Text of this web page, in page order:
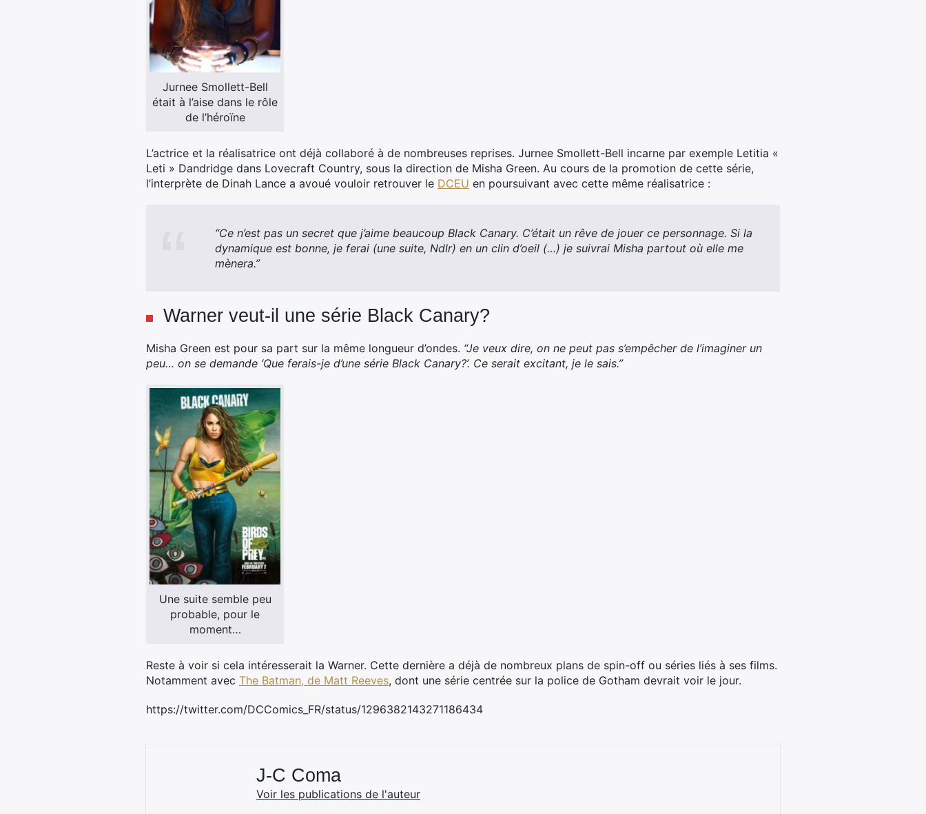
Jurnee Smollett-Bell
était à l’aise dans le rôle
de l’héroïne
L’actrice et la réalisatrice ont déjà collaboré à de nombreuses reprises. Jurnee Smollett-Bell incarne par exemple Letitia «
Leti » Dandridge dans Lovecraft Country, sous la direction de Misha Green. Au cours de la promotion de cette série,
l’interprète de Dinah Lance a avoué vouloir retrouver le DCEU en poursuivant avec cette même réalisatrice :
“Ce n’est pas un secret que j’aime beaucoup Black Canary. C’était un rêve de jouer ce personnage. Si la
dynamique est bonne, je ferai (une suite, Ndlr) en un clin d’oeil (…) je suivrai Misha partout où elle me
mènera.”
Warner veut-il une série Black Canary?
Misha Green est pour sa part sur la même longueur d’ondes. “Je veux dire, on ne peut pas s’empêcher de l’imaginer un
peu… on se demande ‘Que ferais-je d’une série Black Canary?’. Ce serait excitant, je le sais.”
Une suite semble peu
probable, pour le
moment…
Reste à voir si cela intéresserait la Warner. Cette dernière a déjà de nombreux plans de spin-off ou séries liés à ses films.
Notamment avec The Batman, de Matt Reeves, dont une série centrée sur la police de Gotham devrait voir le jour.
https://twitter.com/DCComics_FR/status/1296382143271186434
J-C Coma
Voir les publications de l'auteur